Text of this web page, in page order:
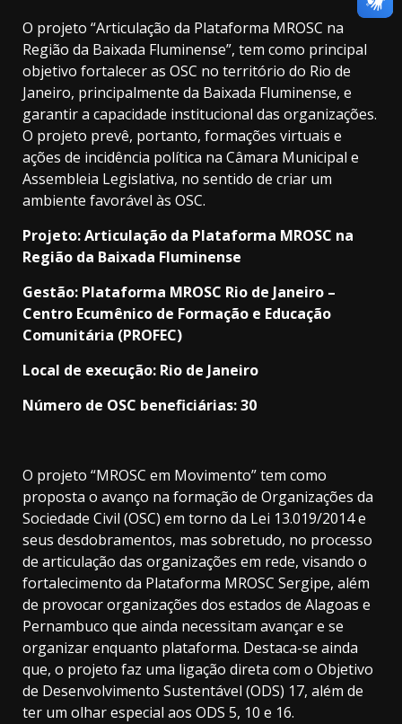
O projeto “Articulação da Plataforma MROSC na
Região da Baixada Fluminense”, tem como principal
objetivo fortalecer as OSC no território do Rio de
Janeiro, principalmente da Baixada Fluminense, e
garantir a capacidade institucional das organizações.
O projeto prevê, portanto, formações virtuais e
ações de incidência política na Câmara Municipal e
Assembleia Legislativa, no sentido de criar um
ambiente favorável às OSC.
Projeto: Articulação da Plataforma MROSC na
Região da Baixada Fluminense
Gestão: Plataforma MROSC Rio de Janeiro –
Centro Ecumênico de Formação e Educação
Comunitária (PROFEC)
Local de execução: Rio de Janeiro
Número de OSC beneficiárias: 30
O projeto “MROSC em Movimento” tem como
proposta o avanço na formação de Organizações da
Sociedade Civil (OSC) em torno da Lei 13.019/2014 e
seus desdobramentos, mas sobretudo, no processo
de articulação das organizações em rede, visando o
fortalecimento da Plataforma MROSC Sergipe, além
de provocar organizações dos estados de Alagoas e
Pernambuco que ainda necessitam avançar e se
organizar enquanto plataforma. Destaca-se ainda
que, o projeto faz uma ligação direta com o Objetivo
de Desenvolvimento Sustentável (ODS) 17, além de
ter um olhar especial aos ODS 5, 10 e 16.